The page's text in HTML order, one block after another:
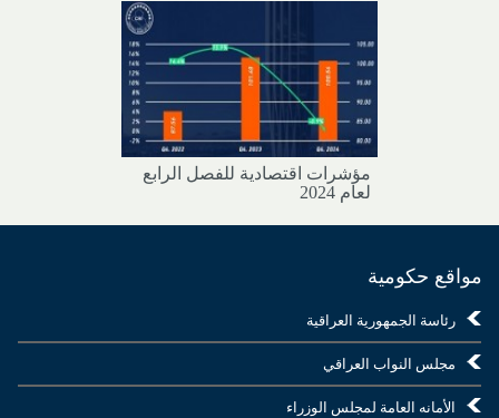
مؤشرات اقتصادية للفصل الرابع
لعام 2024
مواقع حكومية
رئاسة الجمهورية العراقية
مجلس النواب العراقي
الأمانه العامة لمجلس الوزراء